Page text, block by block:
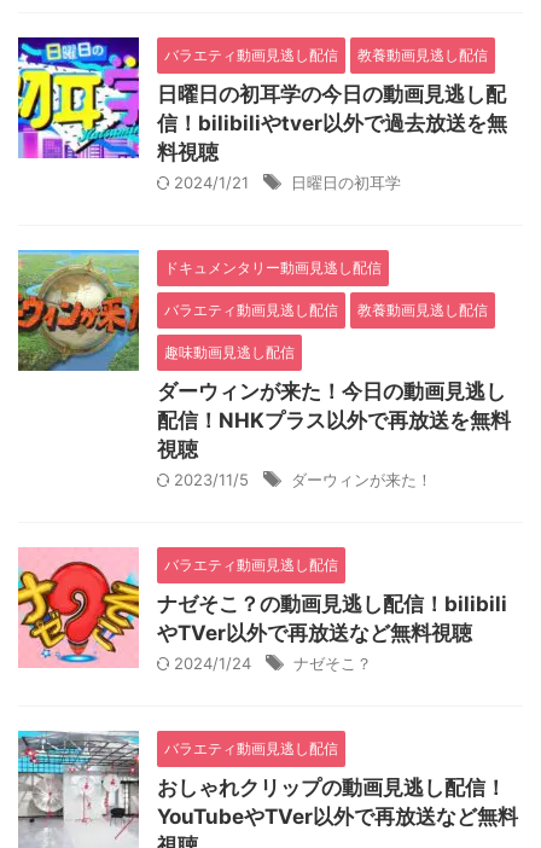
バラエティ動画見逃し配信 教養動画見逃し配信
日曜日の初耳学の今日の動画見逃し配
信！bilibiliやtver以外で過去放送を無
料視聴
2024/1/21 日曜日の初耳学
ドキュメンタリー動画見逃し配信
バラエティ動画見逃し配信 教養動画見逃し配信
趣味動画見逃し配信
ダーウィンが来た！今日の動画見逃し
配信！NHKプラス以外で再放送を無料
視聴
2023/11/5 ダーウィンが来た！
バラエティ動画見逃し配信
ナゼそこ？の動画見逃し配信！bilibili
やTVer以外で再放送など無料視聴
2024/1/24 ナゼそこ？
バラエティ動画見逃し配信
おしゃれクリップの動画見逃し配信！
YouTubeやTVer以外で再放送など無料